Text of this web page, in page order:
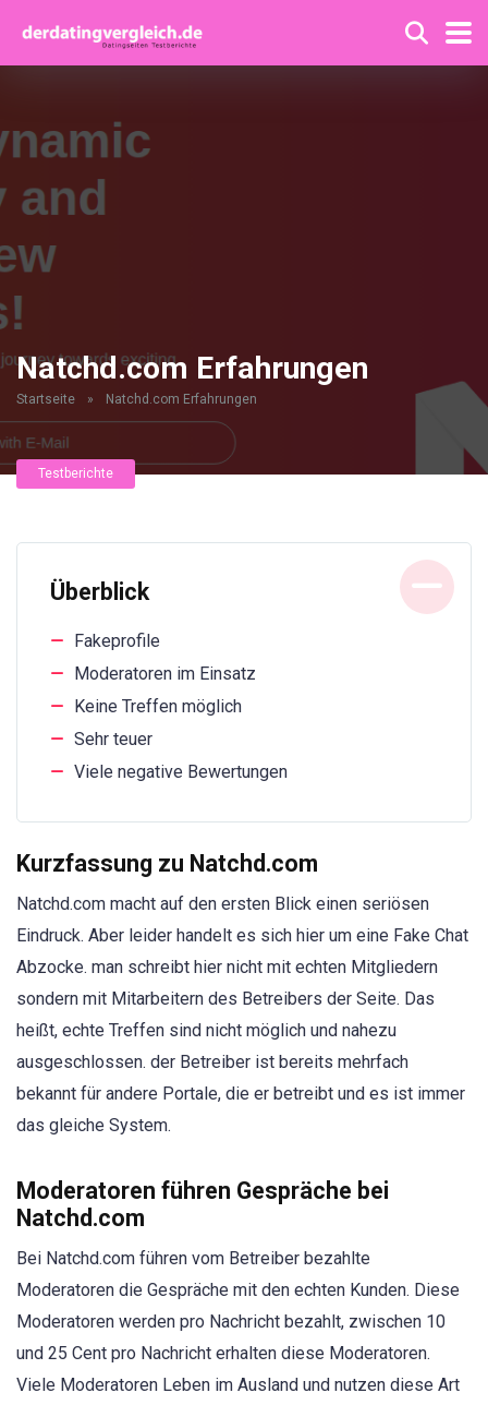
Natchd.com Erfahrungen
Startseite » Natchd.com Erfahrungen
Testberichte
Überblick
Fakeprofile
Moderatoren im Einsatz
Keine Treffen möglich
Sehr teuer
Viele negative Bewertungen
Kurzfassung zu Natchd.com
Natchd.com macht auf den ersten Blick einen seriösen
Eindruck. Aber leider handelt es sich hier um eine Fake Chat
Abzocke. man schreibt hier nicht mit echten Mitgliedern
sondern mit Mitarbeitern des Betreibers der Seite. Das
heißt, echte Treffen sind nicht möglich und nahezu
ausgeschlossen. der Betreiber ist bereits mehrfach
bekannt für andere Portale, die er betreibt und es ist immer
das gleiche System.
Moderatoren führen Gespräche bei
Natchd.com
Bei Natchd.com führen vom Betreiber bezahlte
Moderatoren die Gespräche mit den echten Kunden. Diese
Moderatoren werden pro Nachricht bezahlt, zwischen 10
und 25 Cent pro Nachricht erhalten diese Moderatoren.
Viele Moderatoren Leben im Ausland und nutzen diese Art